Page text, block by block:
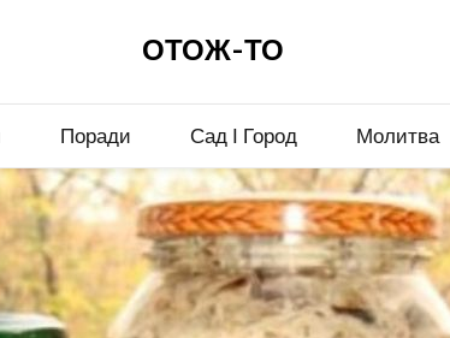
ОТОЖ-ТО
Поради Сад І Город Молитва